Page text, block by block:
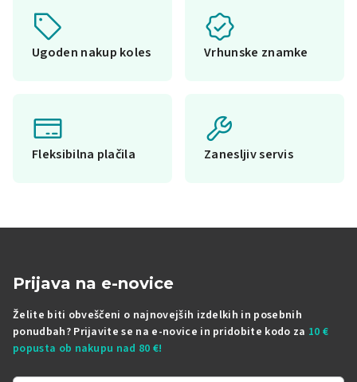
Ugoden nakup koles Vrhunske znamke
Fleksibilna plačila Zanesljiv servis
Prijava na e-novice
Želite biti obveščeni o najnovejših izdelkih in posebnih
ponudbah? Prijavite se na e-novice in pridobite kodo za 10 €
popusta ob nakupu nad 80 €!